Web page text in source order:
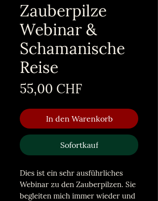
Zauberpilze
Webinar &
Schamanische
Reise
55,00 CHFPreis
In den Warenkorb
Sofortkauf
Dies ist ein sehr ausführliches
Webinar zu den Zauberpilzen. Sie
begleiten mich immer wieder und